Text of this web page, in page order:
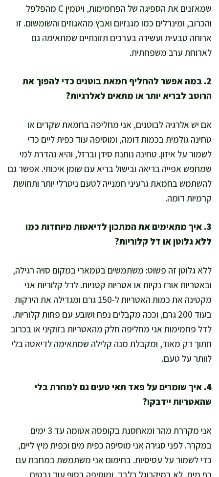
שמאזנים את הספיגה של הפחמימות, ויטמין C מהפלפל
והכרוב, ומינרלים כמו מגנזיום ואבץ מהאגוזים והשומשום. זו
ארוחה טבעית ועשירה בערכים תזונתיים שמתאימה גם
לארוחת ערב משפחתית.
2. במה אפשר להחליף חמאת בוטנים כדי להפוך את
הרוטב לבריא יותר או מתאים לאלרגיות?
אם יש אלרגיה לבוטנים, אני מחליפה בחמאת שקדים או
טחינה גולמית בכמות דומה, ומוסיפה עוד כפית ליים כדי
לשמור על איזון. טחינה נותנת סידן וברזל, והיא נהדרת למי
שמחפש אפייה בריאה ובישול בריא עם שומן איכותי. אפשר גם
להשתמש בחמאת גרעיני חמנייה לטעם ניטרלי יותר ותחושת
קרמיות דומה.
3. איך מתאימים את המתכון לדיאטות מיוחדות כמו
ללא גלוטן או דל קלוריות?
ללא גלוטן זה פשוט: משתמשים בטמארי במקום סויה רגילה,
ובאטריות אורז נקיות או אטריות קטניות. לדל קלוריות אני
מקטינה את כמות האטריות ל-150 גרם ומגדילה את הירקות
בעוד 200 גרם, וככה מקבלים נפח ושובע עם פחות קלוריות.
לדל פחמימות אני מחליפה חלק מהאטריות בזוקיני או בכרוב
חתוך דק מאוד, ומקבלת מנה קלילה שמתאימה לדיאטה בלי
לוותר על טעם.
4. איך שומרים על פאד תאי טעים גם למחרת בלי
שהאטריות יידבקו?
אני מקררת מהר ומאחסנת בקופסה אטומה עד 3 ימים
במקרר. לפני סגירה אני מוסיפה כפית מים וכפית מיץ ליים,
כדי לשמור על עסיסיות. בחימום אני משתמשת במחבת עם
כף מים, לא במיקרוגל בלבד, ומוסיפה בסוף עוד נבטים